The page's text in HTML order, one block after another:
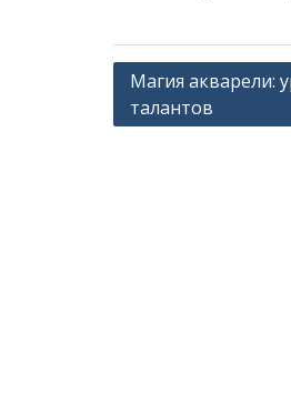
Навигация
по
Магия акварели:
талантов